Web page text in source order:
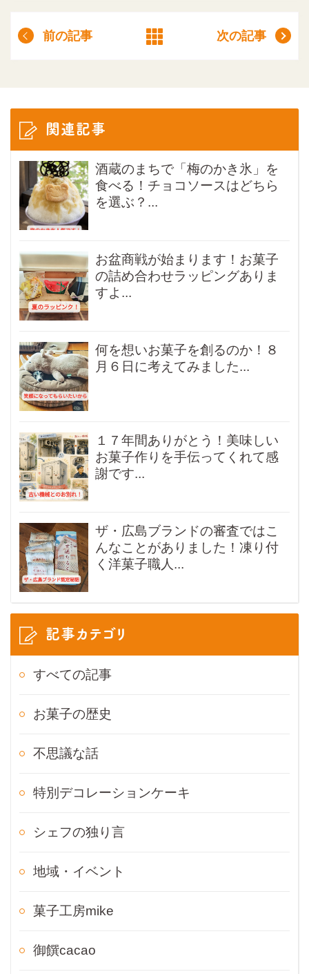
前の記事 次の記事
関連記事
酒蔵のまちで「梅のかき氷」を
食べる！チョコソースはどちら
を選ぶ？...
お盆商戦が始まります！お菓子
の詰め合わせラッピングありま
すよ...
何を想いお菓子を創るのか！８
月６日に考えてみました...
１７年間ありがとう！美味しい
お菓子作りを手伝ってくれて感
謝です...
ザ・広島ブランドの審査ではこ
んなことがありました！凍り付
く洋菓子職人...
記事カテゴリ
すべての記事
お菓子の歴史
不思議な話
特別デコレーションケーキ
シェフの独り言
地域・イベント
菓子工房mike
御饌cacao